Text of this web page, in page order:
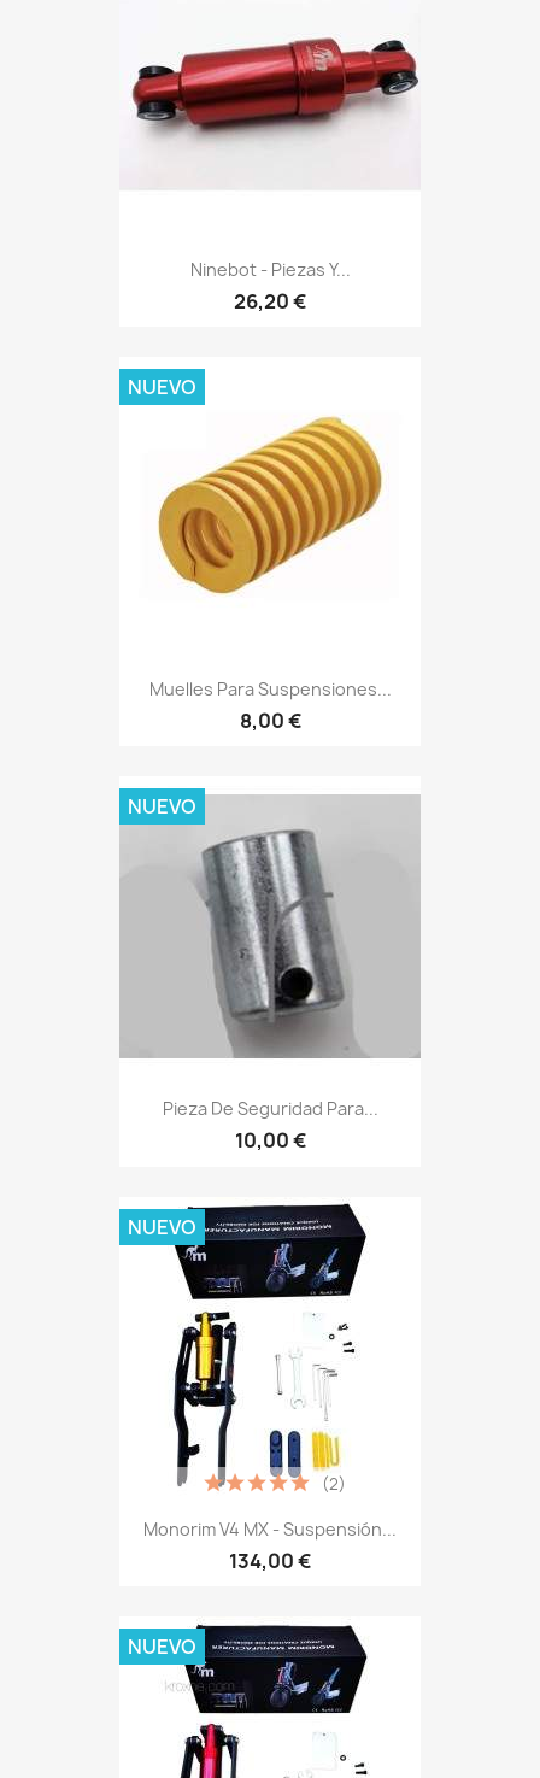
Ninebot - Piezas Y...
26,20 €
Muelles Para Suspensiones...
8,00 €
NUEVO
Pieza De Seguridad Para...
10,00 €
NUEVO
Monorim V4 MX - Suspensión...
134,00 €
(2)
NUEVO
NUEVO